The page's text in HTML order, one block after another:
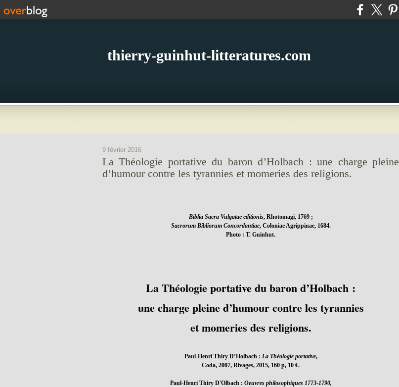
thierry-guinhut-litteratures.com
9 février 2016
La Théologie portative du baron d’Holbach : une charge pleine
d’humour contre les tyrannies et momeries des religions.
Biblia Sacra Vulgatae editionis, Rhotomagi, 1769 ;
Sacrorum Bibliorum Concordantiae, Coloniae Agrippinae, 1684.
Photo : T. Guinhut.
La Théologie portative du baron d’Holbach :
une charge pleine d’humour contre les tyrannies
et momeries des religions.
Paul-Henri Thiry D’Holbach : La Théologie portative,
Coda, 2007, Rivages, 2015, 160 p, 10 €.
Paul-Henri Thiry D'Olbach : Oeuvres philosophiques 1773-1790,